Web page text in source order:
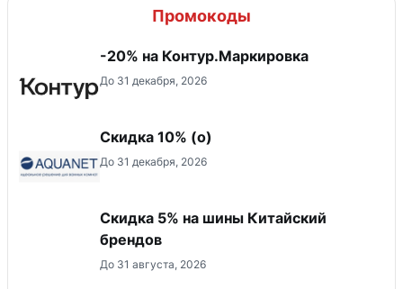
Промокоды
-20% на Контур.Маркировка
До 31 декабря, 2026
Скидка 10% (о)
До 31 декабря, 2026
​Скидка 5% на шины Китайский
брендов
До 31 августа, 2026